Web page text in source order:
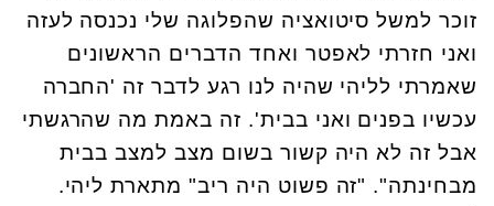
זוכר למשל סיטואציה שהפלוגה שלי נכנסה לעזה
ואני חזרתי לאפטר ואחד הדברים הראשונים
שאמרתי לליהי שהיה לנו רגע לדבר זה 'החברה
עכשיו בפנים ואני בבית'. זה באמת מה שהרגשתי
אבל זה לא היה קשור בשום מצב למצב בבית
מבחינתה". "זה פשוט היה ריב" מתארת ליהי.